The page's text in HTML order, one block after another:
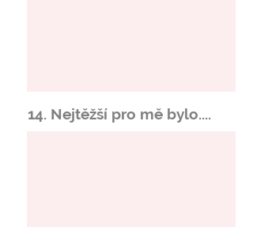
14. Nejtěžší pro mě bylo....